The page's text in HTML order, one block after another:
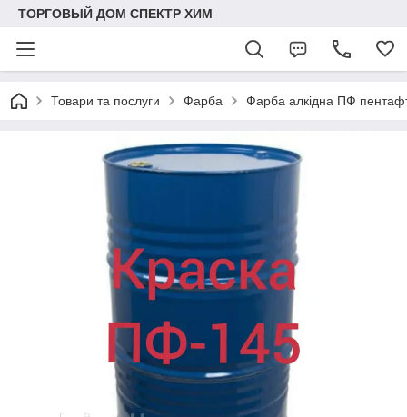
ТОРГОВЫЙ ДОМ СПЕКТР ХИМ
Товари та послуги Фарба Фарба алкідна ПФ